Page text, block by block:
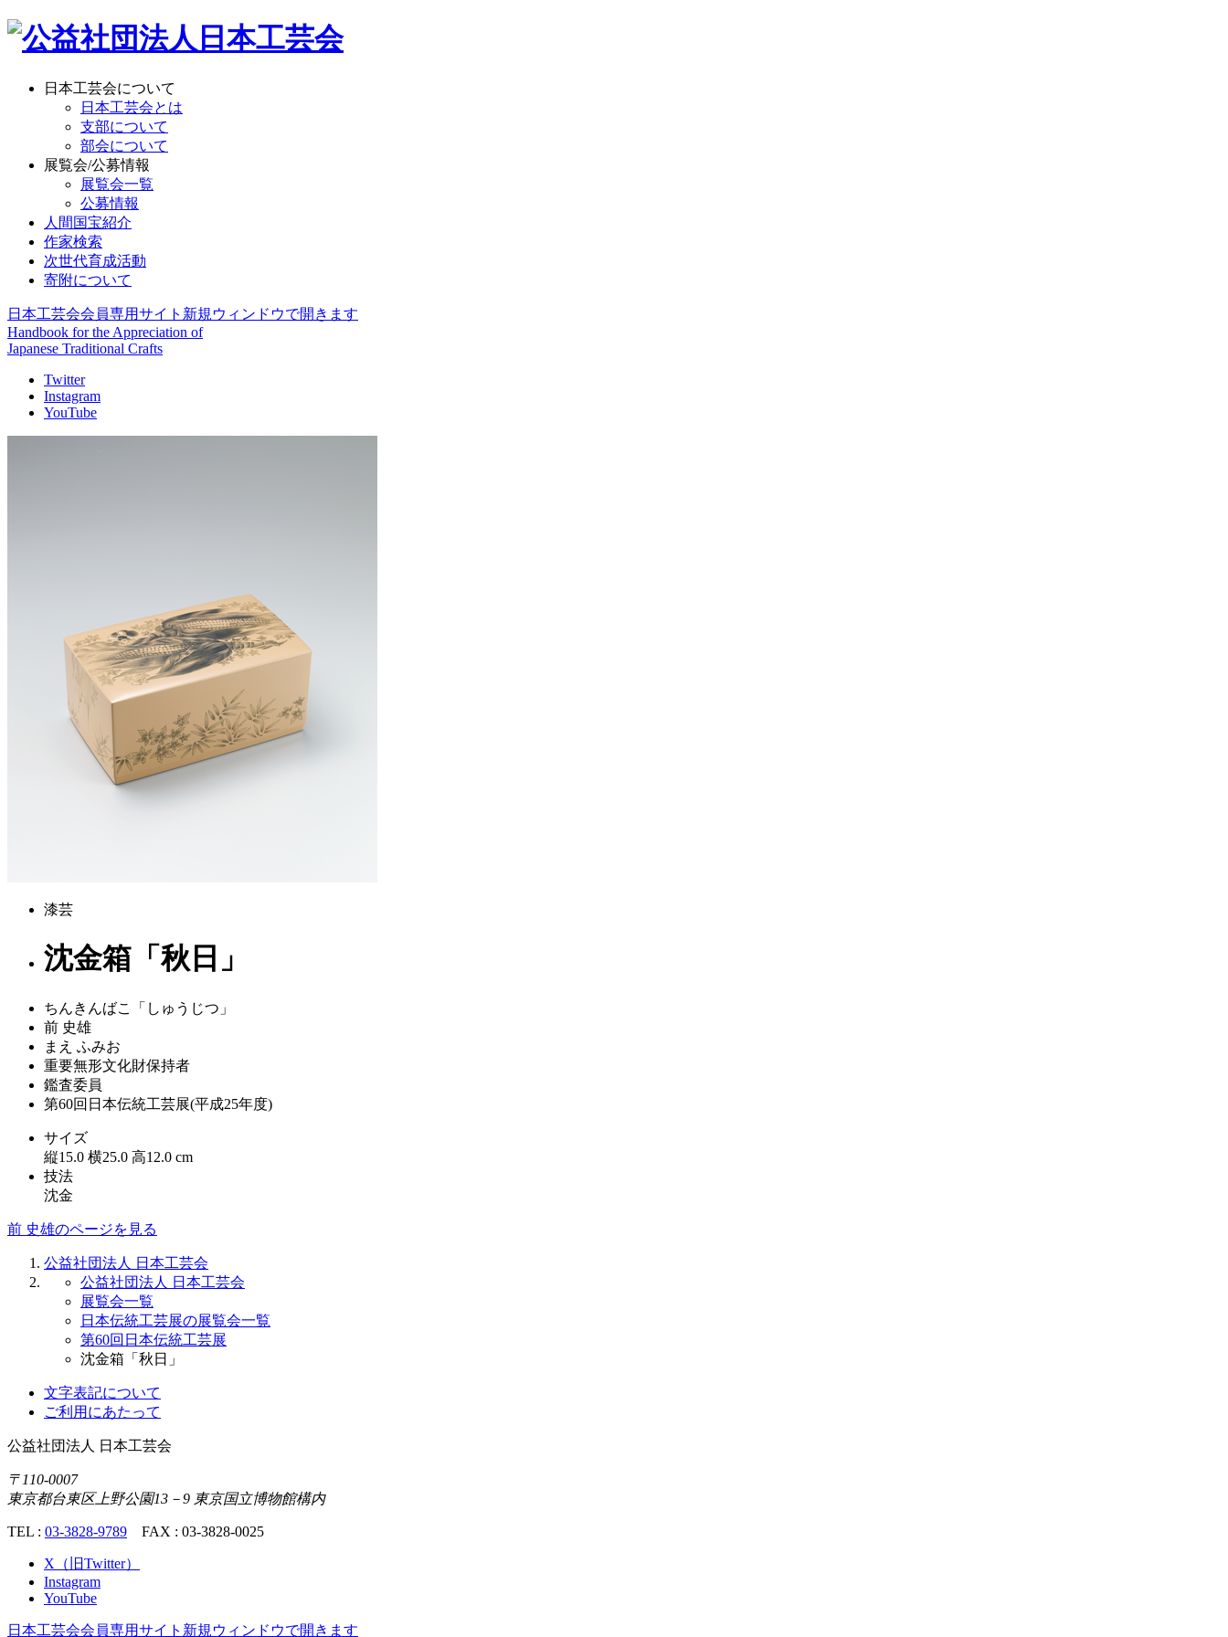
日本工芸会について
日本工芸会とは
支部について
部会について
展覧会/公募情報
展覧会一覧
公募情報
人間国宝紹介
作家検索
次世代育成活動
寄附について
日本工芸会会員専用サイト 新規ウィンドウで開きます
Handbook for the Appreciation of
Japanese Traditional Crafts
Twitter
Instagram
YouTube
漆芸
沈金箱「秋日」
ちんきんばこ「しゅうじつ」
前 史雄
まえ ふみお
重要無形文化財保持者
鑑査委員
第60回日本伝統工芸展(平成25年度)
サイズ
縦15.0 横25.0 高12.0 cm
技法
沈金
前 史雄のページを見る
公益社団法人 日本工芸会
公益社団法人 日本工芸会
展覧会一覧
日本伝統工芸展の展覧会一覧
第60回日本伝統工芸展
沈金箱「秋日」
文字表記について
ご利用にあたって
公益社団法人 日本工芸会
〒110-0007
東京都台東区上野公園13－9 東京国立博物館構内
TEL : 03-3828-9789 FAX : 03-3828-0025
X（旧Twitter）
Instagram
YouTube
日本工芸会会員専用サイト 新規ウィンドウで開きます